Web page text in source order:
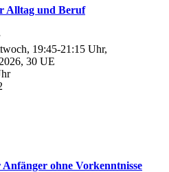
Alltag und Beruf
19:45-21:15 Uhr,
30 UE
ohne Vorkenntnisse